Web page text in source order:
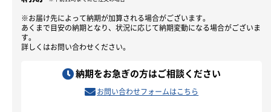
※お届け先によって納期が加算される場合がございます。
あくまで目安の納期となり、状況に応じて納期変動になる場合がございま
す。
詳しくはお問い合わせください。
納期をお急ぎの方はご相談ください
お問い合わせフォームはこちら